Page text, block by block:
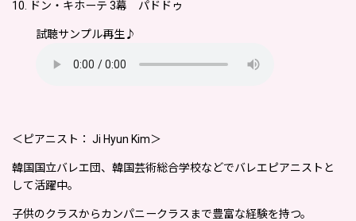
10. ドン・キホーテ 3幕 パドドゥ
試聴サンプル再生♪
＜ピアニスト： Ji Hyun Kim＞
韓国国立バレエ団、韓国芸術総合学校などでバレエピアニストと
して活躍中。
子供のクラスからカンパニークラスまで豊富な経験を持つ。